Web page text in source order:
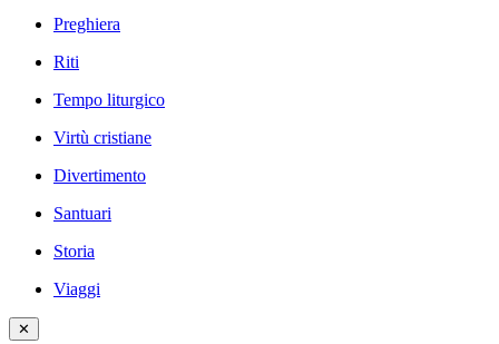
Preghiera
Riti
Tempo liturgico
Virtù cristiane
Divertimento
Santuari
Storia
Viaggi
✕